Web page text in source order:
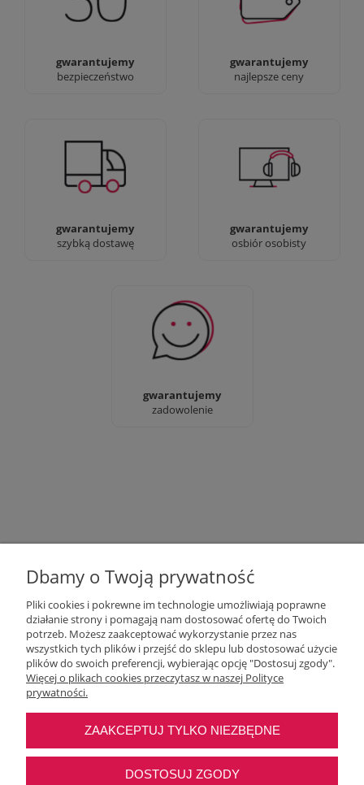
gwarantujemy
bezpieczeństwo
Jesteśmy firmą z 30-
gwarantujemy
najlepsze ceny
Ciężko pracujemy aby
zapewnić najlepsze
gwarantujemy
szybką dostawę
90% dostaw następnego
dnia, bez dopłat!
gwarantujemy
osbiór osobisty
Jesteśmy prawdziwi :)
możesz przyjść i
gwarantujemy
zadowolenie
Sprawdź nasze 100%
zadowolenia Klientów
Moje konto
Najczęstsze pytania
Dbamy o Twoją prywatność
Pliki cookies i pokrewne im technologie umożliwiają poprawne
działanie strony i pomagają nam dostosować ofertę do Twoich
potrzeb. Możesz zaakceptować wykorzystanie przez nas
wszystkich tych plików i przejść do sklepu lub dostosować użycie
plików do swoich preferencji, wybierając opcję "Dostosuj zgody".
Więcej o plikach cookies przeczytasz w naszej Polityce
prywatności.
ZAAKCEPTUJ TYLKO NIEZBĘDNE
DOSTOSUJ ZGODY